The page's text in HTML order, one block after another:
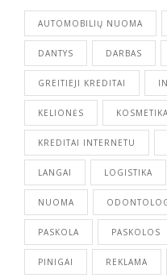
AUTOMOBILIŲ NUOMA
DANTYS DARBAS
GREITIEJI KREDITAI
KELIONĖS KOSMETIKA
KREDITAI INTERNETU
LANGAI LOGISTIKA
NUOMA
PASKOLA PASKOLOS
PINIGAI REKLAMA